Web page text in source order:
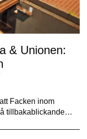
& Unionen:
Facken inom
tillbakablickande…